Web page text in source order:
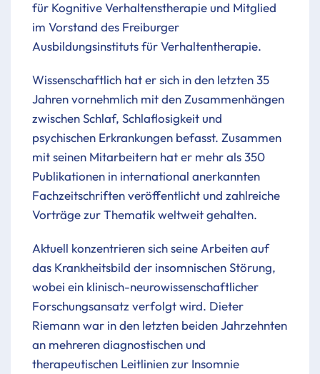
für Kognitive Verhaltenstherapie und Mitglied
im Vorstand des Freiburger
Ausbildungsinstituts für Verhaltentherapie.
Wissenschaftlich hat er sich in den letzten 35
Jahren vornehmlich mit den Zusammenhängen
zwischen Schlaf, Schlaflosigkeit und
psychischen Erkrankungen befasst. Zusammen
mit seinen Mitarbeitern hat er mehr als 350
Publikationen in international anerkannten
Fachzeitschriften veröffentlicht und zahlreiche
Vorträge zur Thematik weltweit gehalten.
Aktuell konzentrieren sich seine Arbeiten auf
das Krankheitsbild der insomnischen Störung,
wobei ein klinisch-neurowissenschaftlicher
Forschungsansatz verfolgt wird. Dieter
Riemann war in den letzten beiden Jahrzehnten
an mehreren diagnostischen und
therapeutischen Leitlinien zur Insomnie